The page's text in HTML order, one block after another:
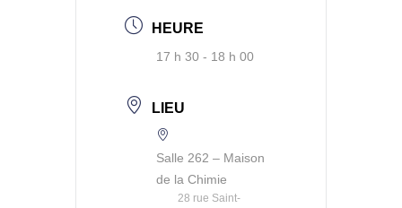
HEURE
17 h 30 - 18 h 00
LIEU
Salle 262 – Maison
de la Chimie
28 rue Saint-